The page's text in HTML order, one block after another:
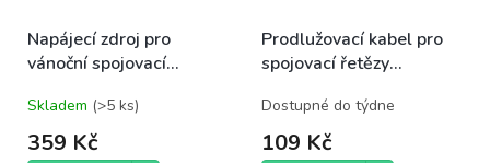
Napájecí zdroj pro
vánoční spojovací
venkovní i vnitřní,
ovladač
Skladem (>5 ks)
359 Kč
Prodlužovací kabel pro
spojovací řetězy
venkovní i vnitřní
Dostupné do týdne
109 Kč